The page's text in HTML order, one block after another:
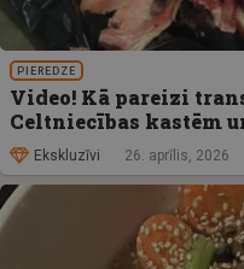
PIEREDZE
Video! Kā pareizi
Celtniecības kastēm
Ekskluzīvi 26. aprīlis, 2026